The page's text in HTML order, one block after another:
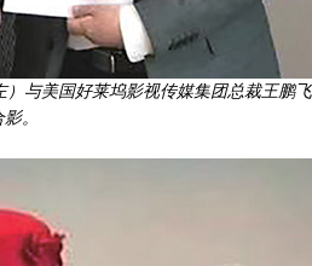
）与美国好莱坞影视传媒集团总裁王鹏
。